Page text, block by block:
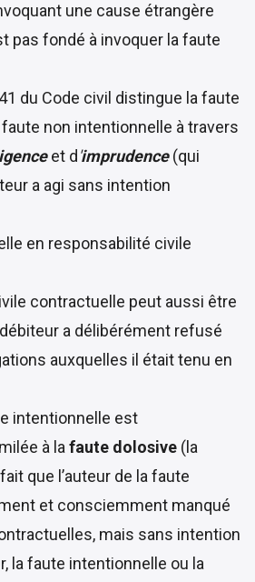
une cause étrangère
pas fondé à invoquer la faute
du Code civil distingue la faute
non intentionnelle à travers
et d imprudence (qui
a agi sans intention
en responsabilité civile
contractuelle peut aussi être
a délibérément refusé
auxquelles il était tenu en
intentionnelle est
à la faute dolosive (la
que l’auteur de la faute
et consciemment manqué
mais sans intention
la faute intentionnelle ou la